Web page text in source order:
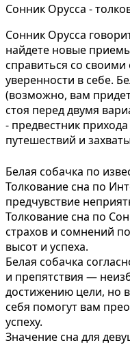
Сонник Орусса -
Сонник Орусса
найдете новые
справиться со
уверенности в себе.
(возможно, вам
стоя перед двумя
- предвестник
путешествий и
Белая собачка по
Толкование сна по
предчувствие
Толкование сна по
страхов и сомнений
высот и успеха.
Белая собачка
и препятствия —
достижению цели, но
себя помогут вам
успеху.
Значение сна для